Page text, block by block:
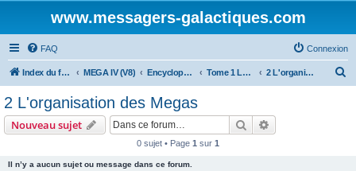
www.messagers-galactiques.com
FAQ Connexion
Index du forum MEGA IV (V8) Encyclopédie (V8) Tome 1 La Guilde 2 L'organisation des Megas
2 L'organisation des Megas
Nouveau sujet Rechercher
0 sujet • Page 1 sur 1
Il n’y a aucun sujet ou message dans ce forum.